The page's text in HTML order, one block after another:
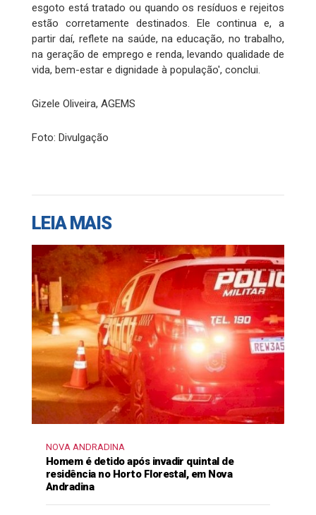
esgoto está tratado ou quando os resíduos e rejeitos
estão corretamente destinados. Ele continua e, a
partir daí, reflete na saúde, na educação, no trabalho,
na geração de emprego e renda, levando qualidade de
vida, bem-estar e dignidade à população', conclui.
Gizele Oliveira, AGEMS
Foto: Divulgação
LEIA MAIS
NOVA ANDRADINA
Homem é detido após invadir quintal de
residência no Horto Florestal, em Nova
Andradina